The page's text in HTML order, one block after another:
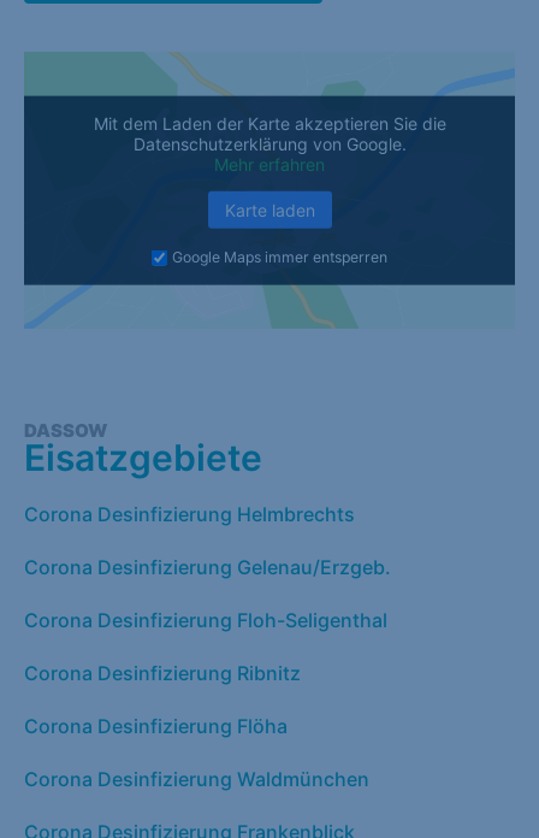
Mit dem Laden der Karte akzeptieren Sie die
Datenschutzerklärung von Google.
Mehr erfahren
Karte laden
Google Maps immer entsperren
DASSOW
Eisatzgebiete
Corona Desinfizierung Helmbrechts
Corona Desinfizierung Gelenau/Erzgeb.
Corona Desinfizierung Floh-Seligenthal
Corona Desinfizierung Ribnitz
Corona Desinfizierung Flöha
Corona Desinfizierung Waldmünchen
Corona Desinfizierung Frankenblick